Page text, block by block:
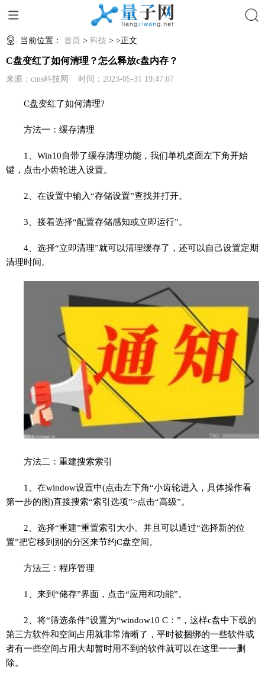
当前位置： 首页 > 科技 > >正文
C盘变红了如何清理？怎么释放c盘内存？
来源：cms科技网 时间：2023-05-31 19:47:07
C盘变红了如何清理?
方法一：缓存清理
1、Win10自带了缓存清理功能，我们单机桌面左下角开始
键，点击小齿轮进入设置。
2、在设置中输入“存储设置”查找并打开。
3、接着选择“配置存储感知或立即运行”。
4、选择“立即清理”就可以清理缓存了，还可以自己设置定期
清理时间。
方法二：重建搜索索引
1、在window设置中(点击左下角“小齿轮进入，具体操作看
第一步的图)直接搜索“索引选项”>点击“高级”。
2、选择“重建”重置索引大小。并且可以通过“选择新的位
置”把它移到别的分区来节约C盘空间。
方法三：程序管理
1、来到“储存”界面，点击“应用和功能”。
2、将“筛选条件”设置为“window10 C：”，这样c盘中下载的
第三方软件和空间占用就非常清晰了，平时被捆绑的一些软件或
者有一些空间占用大却暂时用不到的软件就可以在这里一一删
除。